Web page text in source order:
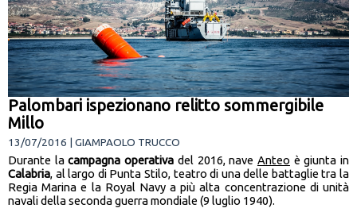
Palombari ispezionano relitto sommergibile
Millo
13/07/2016 | GIAMPAOLO TRUCCO
Durante lacampagna operativa del 2016, nave Anteo è giunta in
Calabria, al largo di Punta Stilo, teatro di una delle battaglie tra la
Regia Marina e la Royal Navy a più alta concentrazione di unità
navali della seconda guerra mondiale (9 luglio 1940).